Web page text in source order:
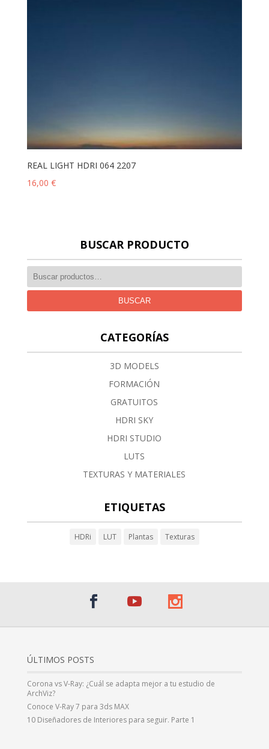
REAL LIGHT HDRI 064 2207
16,00 €
BUSCAR PRODUCTO
BUSCAR
CATEGORÍAS
3D MODELS
FORMACIÓN
GRATUITOS
HDRI SKY
HDRI STUDIO
LUTS
TEXTURAS Y MATERIALES
ETIQUETAS
HDRi LUT Plantas Texturas
ÚLTIMOS POSTS
Corona vs V-Ray: ¿Cuál se adapta mejor a tu estudio de
ArchViz?
Conoce V-Ray 7 para 3ds MAX
10 Diseñadores de Interiores para seguir. Parte 1